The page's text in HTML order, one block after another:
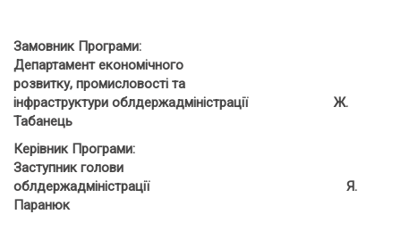
Замовник Програми:
Департамент економічного
розвитку, промисловості та
інфраструктури облдержадміністрації Ж.
Табанець
Керівник Програми:
Заступник голови
облдержадміністрації Я.
Паранюк